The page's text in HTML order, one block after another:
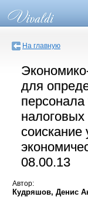
На главную
для
соискание
08.00.13
Автор:
Кудряшов, Денис